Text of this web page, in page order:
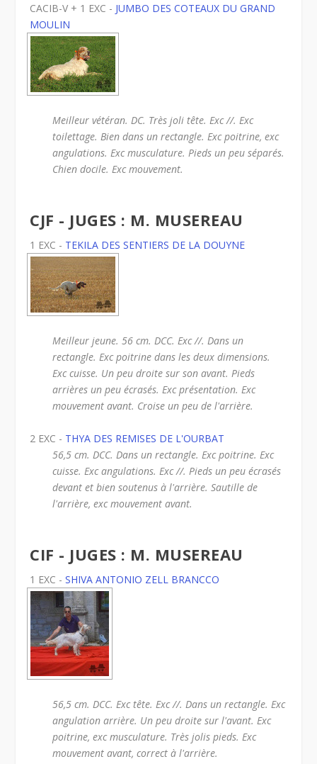
CACIB-V + 1 EXC - JUMBO DES COTEAUX DU GRAND
MOULIN
Meilleur vétéran. DC. Très joli tête. Exc //. Exc
toilettage. Bien dans un rectangle. Exc poitrine, exc
angulations. Exc musculature. Pieds un peu séparés.
Chien docile. Exc mouvement.
CJF - JUGES : M. MUSEREAU
1 EXC - TEKILA DES SENTIERS DE LA DOUYNE
Meilleur jeune. 56 cm. DCC. Exc //. Dans un
rectangle. Exc poitrine dans les deux dimensions.
Exc cuisse. Un peu droite sur son avant. Pieds
arrières un peu écrasés. Exc présentation. Exc
mouvement avant. Croise un peu de l'arrière.
2 EXC - THYA DES REMISES DE L'OURBAT
56,5 cm. DCC. Dans un rectangle. Exc poitrine. Exc
cuisse. Exc angulations. Exc //. Pieds un peu écrasés
devant et bien soutenus à l'arrière. Sautille de
l'arrière, exc mouvement avant.
CIF - JUGES : M. MUSEREAU
1 EXC -SHIVA ANTONIO ZELL BRANCCO
56,5 cm. DCC. Exc tête. Exc //. Dans un rectangle. Exc
angulation arrière. Un peu droite sur l'avant. Exc
poitrine, exc musculature. Très jolis pieds. Exc
mouvement avant, correct à l'arrière.